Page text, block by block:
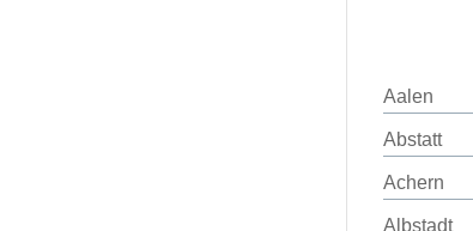
Aalen
Abstatt
Achern
Albstadt